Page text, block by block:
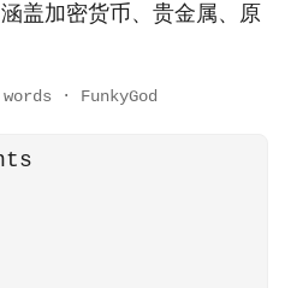
盖加密货币、贵金属、原
· FunkyGod